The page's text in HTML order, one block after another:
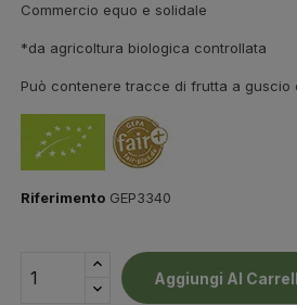
Commercio equo e solidale
*da agricoltura biologica controllata
Può contenere tracce di frutta a guscio
Riferimento GEP3340
Aggiungi Al